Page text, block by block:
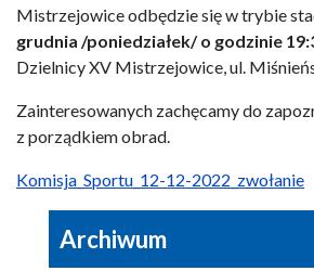
Mistrzejowice odbędzie się w trybie
grudnia /poniedziałek/ o godzinie
Dzielnicy XV Mistrzejowice, ul.
Zainteresowanych zachęcamy do
z porządkiem obrad.
Komisja_Sportu_12-12-2022_zwołanie
Archiwum